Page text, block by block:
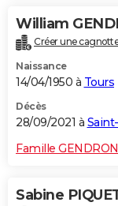
William
Créer une
Naissance
14/04/1950 à Tours
Décès
28/09/2021 à
Famille GENDRON
Sabine